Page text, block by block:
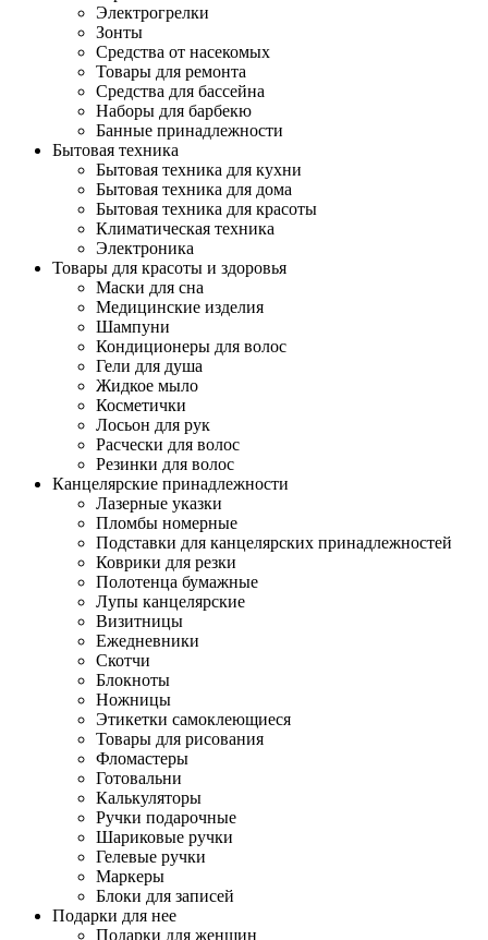
Электрогрелки
Зонты
Средства от насекомых
Товары для ремонта
Средства для бассейна
Наборы для барбекю
Банные принадлежности
Бытовая техника
Бытовая техника для кухни
Бытовая техника для дома
Бытовая техника для красоты
Климатическая техника
Электроника
Товары для красоты и здоровья
Маски для сна
Медицинские изделия
Шампуни
Кондиционеры для волос
Гели для душа
Жидкое мыло
Косметички
Лосьон для рук
Расчески для волос
Резинки для волос
Канцелярские принадлежности
Лазерные указки
Пломбы номерные
Подставки для канцелярских принадлежностей
Коврики для резки
Полотенца бумажные
Лупы канцелярские
Визитницы
Ежедневники
Скотчи
Блокноты
Ножницы
Этикетки самоклеющиеся
Товары для рисования
Фломастеры
Готовальни
Калькуляторы
Ручки подарочные
Шариковые ручки
Гелевые ручки
Маркеры
Блоки для записей
Подарки для нее
Подарки для женщин